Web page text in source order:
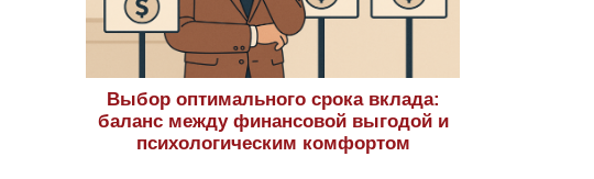
Выбор оптимального срока вклада:
баланс между финансовой выгодой и
психологическим комфортом